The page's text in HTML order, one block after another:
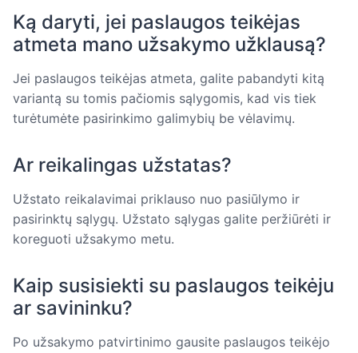
Ką daryti, jei paslaugos teikėjas
atmeta mano užsakymo užklausą?
Jei paslaugos teikėjas atmeta, galite pabandyti kitą
variantą su tomis pačiomis sąlygomis, kad vis tiek
turėtumėte pasirinkimo galimybių be vėlavimų.
Ar reikalingas užstatas?
Užstato reikalavimai priklauso nuo pasiūlymo ir
pasirinktų sąlygų. Užstato sąlygas galite peržiūrėti ir
koreguoti užsakymo metu.
Kaip susisiekti su paslaugos teikėju
ar savininku?
Po užsakymo patvirtinimo gausite paslaugos teikėjo